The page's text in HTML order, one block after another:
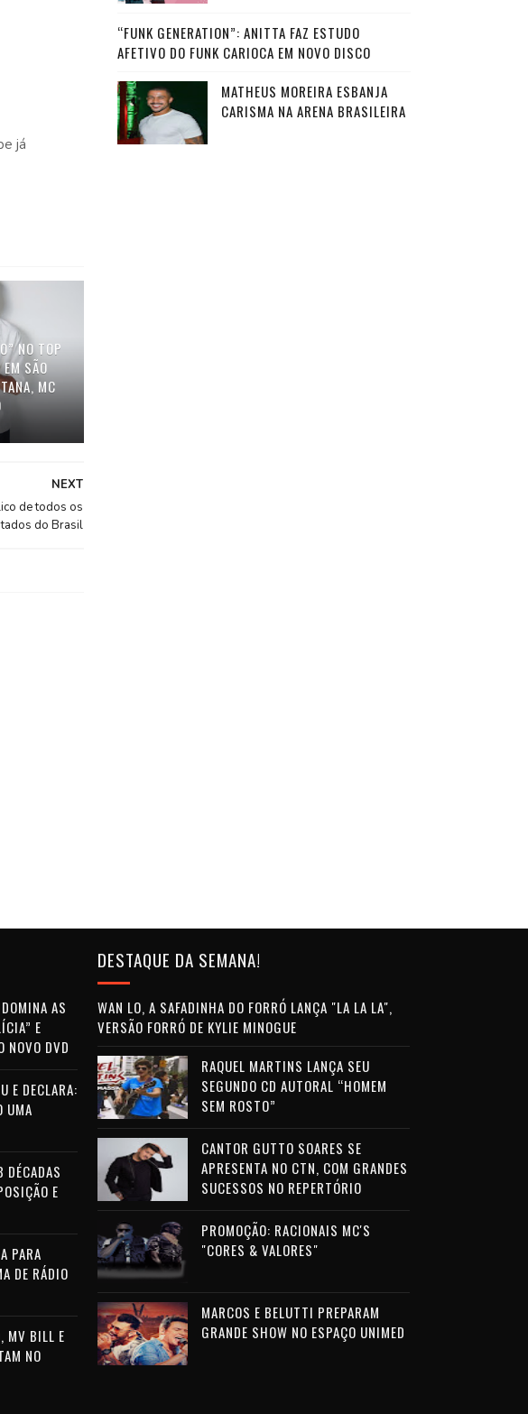
já
NO TOP
SÃO
MC
NEXT
de todos os
do Brasil
“FUNK GENERATION”: ANITTA FAZ ESTUDO
AFETIVO DO FUNK CARIOCA EM NOVO DISCO
MATHEUS MOREIRA ESBANJA
CARISMA NA ARENA BRASILEIRA
AS
E
NOVO DVD
E DECLARA:
UMA
DÉCADAS
E
PARA
DE RÁDIO
MV BILL E
NO
DESTAQUE DA SEMANA!
WAN LO, A SAFADINHA DO FORRÓ LANÇA "LA LA LA",
VERSÃO FORRÓ DE KYLIE MINOGUE
RAQUEL MARTINS LANÇA SEU
SEGUNDO CD AUTORAL “HOMEM
SEM ROSTO”
CANTOR GUTTO SOARES SE
APRESENTA NO CTN, COM GRANDES
SUCESSOS NO REPERTÓRIO
PROMOÇÃO: RACIONAIS MC'S
"CORES & VALORES"
MARCOS E BELUTTI PREPARAM
GRANDE SHOW NO ESPAÇO UNIMED